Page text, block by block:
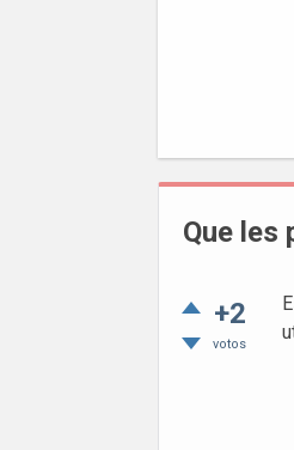
Que les
+2
votos